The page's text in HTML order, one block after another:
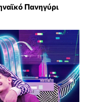
Πανηγύρι